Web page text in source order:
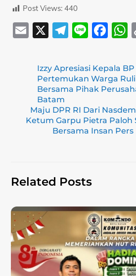
Post Views: 440
E
ai
X
T
e
gr
a
m
Li
e
F
c
e
b
o
o
s
p
Izzy Apresiasi Kepala
Pertemukan Warga Ruli
Bersama Pihak
Batam
Maju DPR RI Dari
Ketum Garpu Pietra Paloh
Bersama Insan
Related Posts